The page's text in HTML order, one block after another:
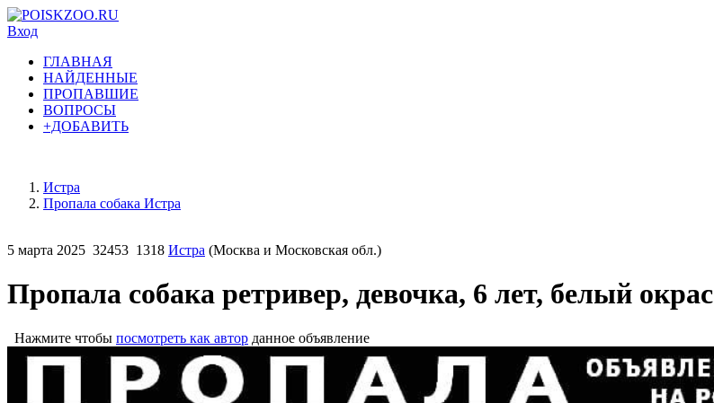
Вход
ГЛАВНАЯ
НАЙДЕННЫЕ
ПРОПАВШИЕ
ВОПРОСЫ
+ДОБАВИТЬ
Истра
Пропала собака Истра
5 марта 2025 32453 1318 Истра (Москва и Московская обл.)
Пропала собака ретривер, девочка, 6 лет, белый окрас
Нажмите чтобы посмотреть как автор данное объявление